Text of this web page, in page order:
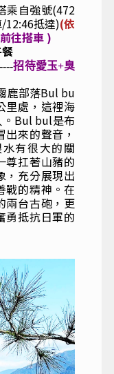
乘自強號(472
12:46抵達)(依
往搭車 )
招待愛玉+臭
鹿部落Bul bu
里處，這裡海
Bul bul是布
出來的聲音 ，
有很大的關
尊扛著山豬的
，充分展現出
戰的精神。在
兩台古砲，更
勇抵抗日軍的